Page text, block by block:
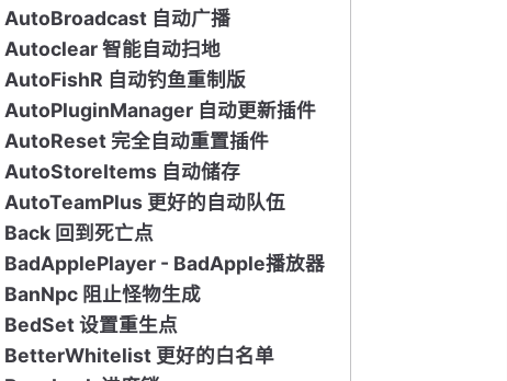
AutoBroadcast 自动广播
Autoclear 智能自动扫地
AutoFishR 自动钓鱼重制版
AutoPluginManager 自动更新插件
AutoReset 完全自动重置插件
AutoStoreItems 自动储存
AutoTeamPlus 更好的自动队伍
Back 回到死亡点
BadApplePlayer - BadApple播放器
BanNpc 阻止怪物生成
BedSet 设置重生点
BetterWhitelist 更好的白名单